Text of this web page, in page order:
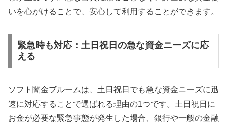
いを心がけることで、安心して利用することができます。
緊急時も対応：土日祝日の急な資金ニーズに応
える
ソフト闇金ブルームは、土日祝日でも急な資金ニーズに迅
速に対応することで選ばれる理由の1つです。土日祝日に
お金が必要な緊急事態が発生した場合、銀行や一般の金融